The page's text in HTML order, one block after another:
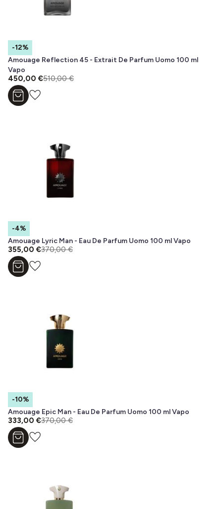
-12%
Amouage Reflection 45 - Extrait De Parfum Uomo 100 ml
Vapo
510,00 €
450,00 €
Aggiungi al carrello
-4%
Amouage Lyric Man - Eau De Parfum Uomo 100 ml Vapo
370,00 €
355,00 €
Aggiungi al carrello
-10%
Amouage Epic Man - Eau De Parfum Uomo 100 ml Vapo
370,00 €
333,00 €
Aggiungi al carrello